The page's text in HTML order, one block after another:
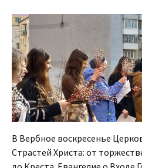
В Вербное воскресенье
Страстей Христа: от